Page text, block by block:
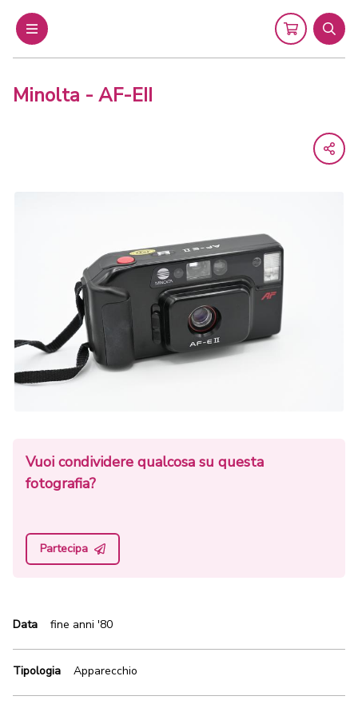
Menu Cart
Minolta - AF-EII
Data fine anni '80
Tipologia Apparecchio
Vuoi condividere qualcosa su questa
fotografia?
Partecipa